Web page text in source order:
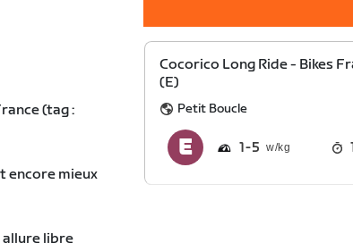
(tag :
encore mieux
allure libre
Cocorico Long Ride - Bikes
(E)
Petit Boucle
1 5